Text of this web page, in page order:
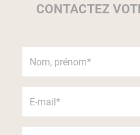
CONTACTEZ